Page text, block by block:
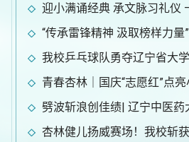
迎小满诵经典 承文脉习礼仪
“传承雷锋精神 汲取榜样力量
我校乒乓球队勇夺辽宁省大
青春杏林｜国庆“志愿红”点亮
劈波斩浪创佳绩| 辽宁中医药
杏林健儿扬威赛场！我校斩